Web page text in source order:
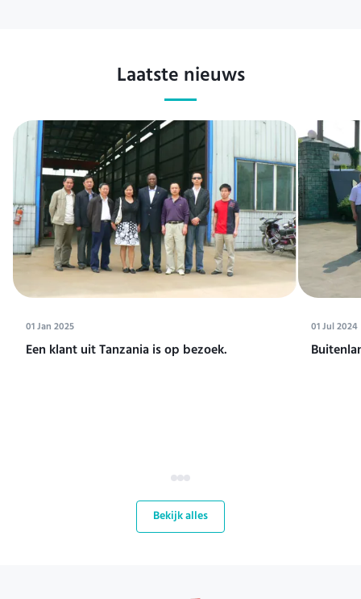
Laatste nieuws
01 Jan 2025
Een klant uit Tanzania is op bezoek.
01 Jul 2024
Bekijk alles